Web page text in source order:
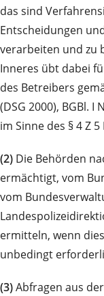
das sind
Entscheidungen
verarbeiten und zu
Inneres übt dabei
des Betreibers
(DSG 2000), BGBl.
im Sinne des § 4 Z 5
(2) Die Behörden
ermächtigt, vom
vom
ermitteln, wenn
unbedingt
(3)Abfragen aus